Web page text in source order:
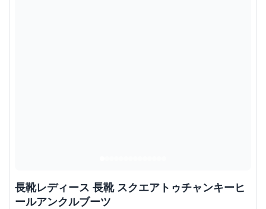
長靴レディース 長靴 スクエアトゥチャンキーヒ
ールアンクルブーツ